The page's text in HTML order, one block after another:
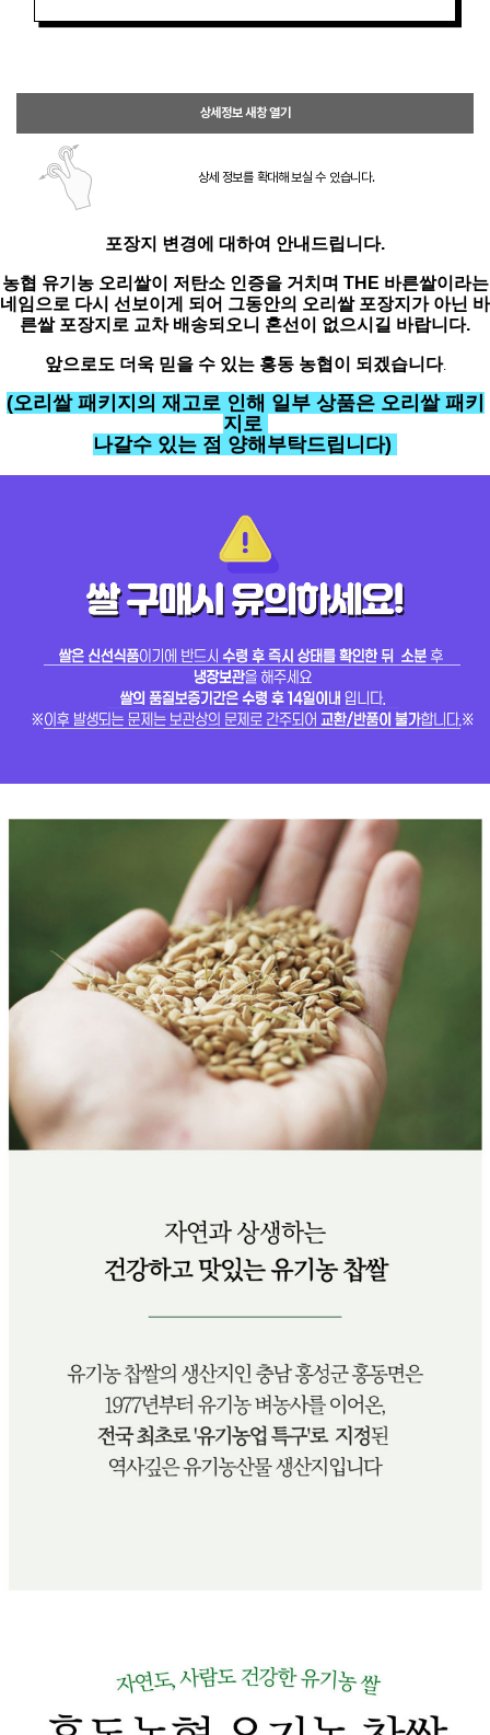
상세정보 새창 열기
상세 정보를 확대해 보실 수 있습니다.
포장지 변경에 대하여 안내드립니다.
농협 유기농 오리쌀이 저탄소 인증을 거치며 THE 바른쌀이라는
네임으로 다시 선보이게 되어 그동안의 오리쌀 포장지가 아닌 바
른쌀 포장지로 교차 배송되오니 혼선이 없으시길 바랍니다.
앞으로도 더욱 믿을 수 있는 홍동 농협이 되겠습니다.
(오리쌀 패키지의 재고로 인해 일부 상품은 오리쌀 패키
지로
나갈수 있는 점 양해부탁드립니다)